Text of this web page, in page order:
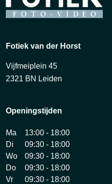
Fotiek van der Horst
Vijfmeiplein 45
2321 BN Leiden
Openingstijden
Ma
13:00 - 18:00
Di
09:30 - 18:00
Wo
09:30 - 18:00
Do
09:30 - 18:00
Vr
09:30 - 18:00